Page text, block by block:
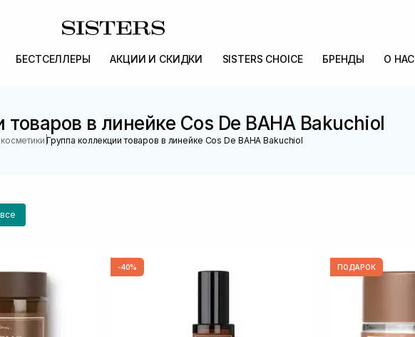
БЕСТСЕЛЛЕРЫ АКЦИИ И СКИДКИ SISTERS CHOICE БРЕНДЫ О НАС
товаров в линейке Cos De BAHA Bakuchiol
|Группа коллекции товаров в линейке Cos De BAHA Bakuchiol
-40% ПОДАРОК